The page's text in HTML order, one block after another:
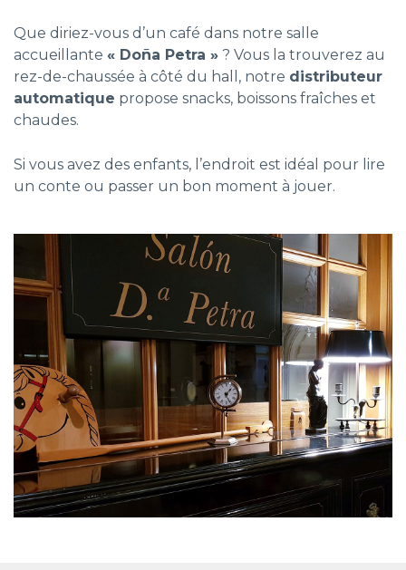
Que diriez-vous d’un café dans notre salle
accueillante « Doña Petra » ? Vous la trouverez au
rez-de-chaussée à côté du hall, notre distributeur
automatique propose snacks, boissons fraîches et
chaudes.
Si vous avez des enfants, l’endroit est idéal pour lire
un conte ou passer un bon moment à jouer.